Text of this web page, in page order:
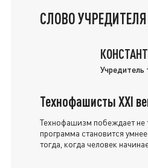
СЛОВО УЧРЕДИТЕЛЯ
Учредитель
Технофашисты XXI
Технофашизм побеждает не
программа становится
тогда, когда человек